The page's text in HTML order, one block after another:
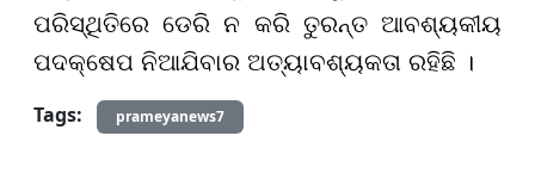
ପରିସ୍ଥିତିରେ ଡେରି ନ କରି ତୁରନ୍ତ ଆବଶ୍ୟକୀୟ
ପଦକ୍ଷେପ ନିଆଯିବାର ଅତ୍ୟାବଶ୍ୟକତା ରହିଛି ।
Tags:
prameyanews7